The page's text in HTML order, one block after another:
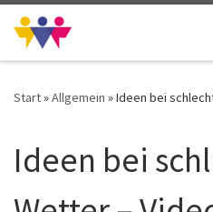
Zum Inhalt springen
Start»Allgemein »Ideen bei
Ideen bei